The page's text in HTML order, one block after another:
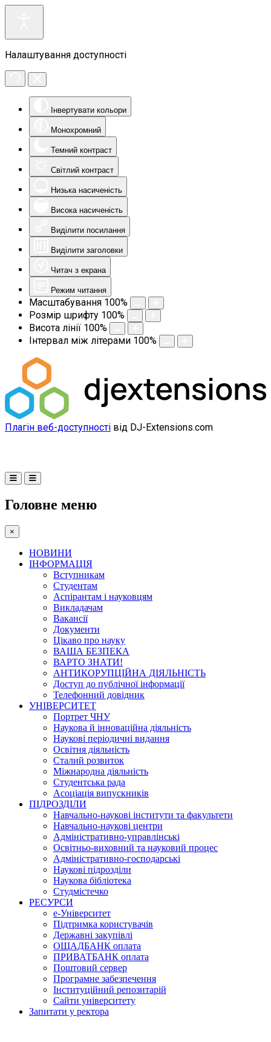
Налаштування доступності
Інвертувати кольори
Монохромний
Темний контраст
Світлий контраст
Низька насиченість
Висока насиченість
Виділити посилання
Виділити заголовки
Читач з екрана
Режим читання
Масштабування 100%
Розмір шрифту 100%
Висота лінії 100%
Інтервал між літерами 100%
Плагін веб-доступності від DJ-Extensions.com
Головне меню
×
НОВИНИ
ІНФОРМАЦІЯ
Вступникам
Студентам
Аспірантам і науковцям
Викладачам
Вакансії
Документи
Цікаво про науку
ВАША БЕЗПЕКА
ВАРТО ЗНАТИ!
АНТИКОРУПЦІЙНА ДІЯЛЬНІСТЬ
Доступ до публічної інформації
Телефонний довідник
УНІВЕРСИТЕТ
Портрет ЧНУ
Наукова й інноваційна діяльність
Наукові періодичні видання
Освітня діяльність
Сталий розвиток
Міжнародна діяльність
Студентська рада
Асоціація випускників
ПІДРОЗДІЛИ
Навчально-наукові інститути та факультети
Навчально-наукові центри
Адміністративно-управлінські
Освітньо-виховний та науковий процес
Адміністративно-господарські
Наукові підрозділи
Наукова бібліотека
Студмістечко
РЕСУРСИ
е-Університет
Підтримка користувачів
Державні закупівлі
ОЩАДБАНК оплата
ПРИВАТБАНК оплата
Поштовий сервер
Програмне забезпечення
Інституційний репозитарій
Сайти університету
Запитати у ректора